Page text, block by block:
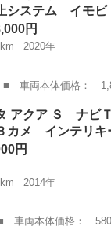
システム イモ
円
2020年
： ヤリスクロス
止システム イモビ
タ
アクア Ｓ ナビ
カメ インテリ
円
2014年